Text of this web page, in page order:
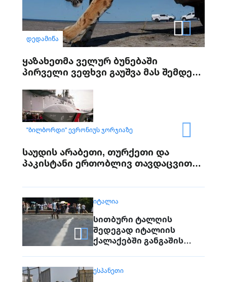
ᲓᲔᲓᲐᲛᲘᲬᲐ
ყაზახეთმა ველურ ბუნებაში
პირველი ვეფხვი გაუშვა მას შემდეგ,
საერთოდ გაქრა თურანული ვეფხვი
"ᲑᲘᲚᲑᲝᲠᲓᲘ" ᲔᲕᲠᲝᲜᲘᲣᲡ ᲯᲝᲠᲯᲘᲐᲖᲔ
საუდის არაბეთი, თურქეთი და
პაკისტანი ერთობლივ თავდაცვით
ᲘᲢᲐᲚᲘᲐ
სითბური ტალღის
შედეგად იტალიის
ქალაქებში განგაშის
ᲔᲡᲞᲐᲜᲔᲗᲘ